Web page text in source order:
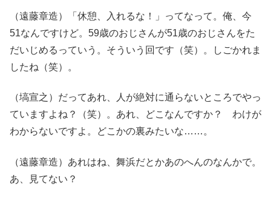
（遠藤章造）「休憩、入れるな！」ってなって。俺、今
51なんですけど。59歳のおじさんが51歳のおじさんをた
だいじめるっていう。そういう回です（笑）。しごかれま
したね（笑）。
（塙宣之）だってあれ、人が絶対に通らないところでやっ
ていますよね？（笑）。あれ、どこなんですか？ わけが
わからないですよ。どこかの裏みたいな……。
（遠藤章造）あれはね、舞浜だとかあのへんのなんかで。
あ、見てない？